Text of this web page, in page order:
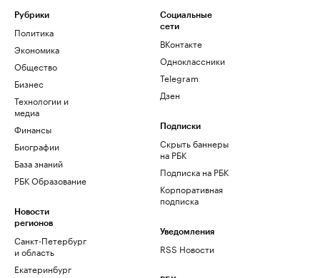
Рубрики
Политика
Экономика
Общество
Бизнес
Технологии и
медиа
Финансы
Биографии
База знаний
РБК Образование
Новости
регионов
Санкт-Петербург
и область
Екатеринбург
Социальные
сети
ВКонтакте
Одноклассники
Telegram
Дзен
Подписки
Скрыть баннеры
на РБК
Подписка на РБК
Корпоративная
подписка
Уведомления
RSS Новости